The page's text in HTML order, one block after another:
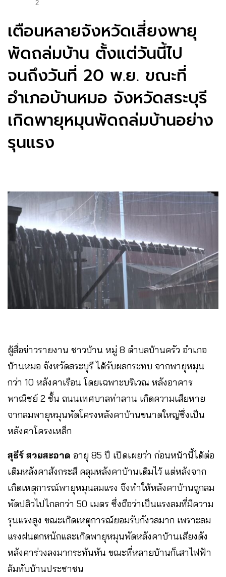
2
เตือนหลายจังหวัดเสี่ยงพายุ
พัดถล่มบ้าน ตั้งแต่วันนี้ไป
จนถึงวันที่ 20 พ.ย. ขณะที่
อำเภอบ้านหมอ จังหวัดสระบุรี
เกิดพายุหมุนพัดถล่มบ้านอย่าง
รุนแรง
ผู้สื่อข่าวรายงาน ชาวบ้าน หมู่ 8 ตำบลบ้านครัว อำเภอ
บ้านหมอ จังหวัดสระบุรี ได้รับผลกระทบ จากพายุหมุน
กว่า 10 หลังคาเรือน โดยเฉพาะบริเวณ หลังอาคาร
พาณิชย์ 2 ชั้น ถนนเทศบาลท่าลาน เกิดความเสียหาย
จากลมพายุหมุนพัดโครงหลังคาบ้านขนาดใหญ่ซึ่งเป็น
หลังคาโครงเหล็ก
สุธีร์ สวยสะอาด อายุ 85 ปี เปิดเผยว่า ก่อนหน้านี้ได้ต่อ
เติมหลังคาสังกระสี คลุมหลังคาบ้านเดิมไว้ แต่หลังจาก
เกิดเหตุการณ์พายุหมุนลมแรง จึงทำให้หลังคาบ้านถูกลม
พัดปลิวไปไกลกว่า 50 เมตร ซึ่งถือว่าเป็นแรงลมที่มีความ
รุนแรงสูง ขณะเกิดเหตุการณ์ยอมรับกังวลมาก เพราะลม
แรงฝนตกหนักและเกิดพายุหมุนพัดหลังคาบ้านเสียงดัง
หลังคาร่วงลงมากระทันหัน ขณะที่หลายบ้านก็เสาไฟฟ้า
ล้มทับบ้านประชาชน